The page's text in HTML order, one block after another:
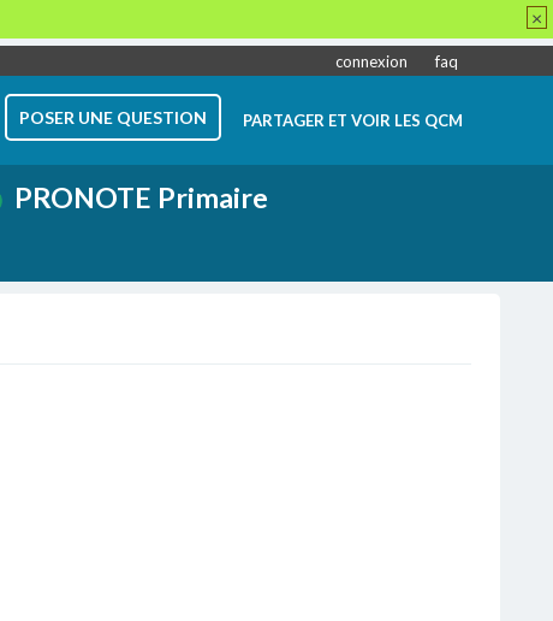
connexion faq
POSER UNE QUESTION PARTAGER ET VOIR LES QCM
PRONOTE Primaire
×